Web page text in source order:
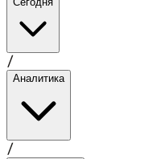
/
Аналитика
/